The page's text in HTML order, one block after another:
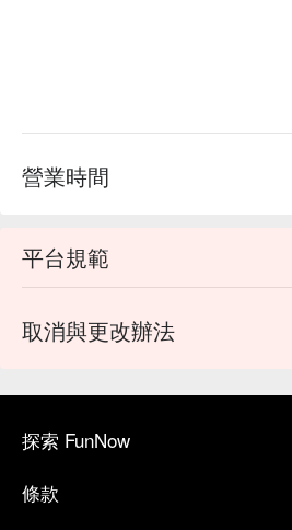
營業時間
平台規範
取消與更改辦法
探索 FunNow
條款